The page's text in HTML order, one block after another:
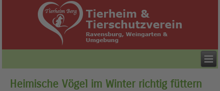
Heimische Vögel im Winter richtig füttern